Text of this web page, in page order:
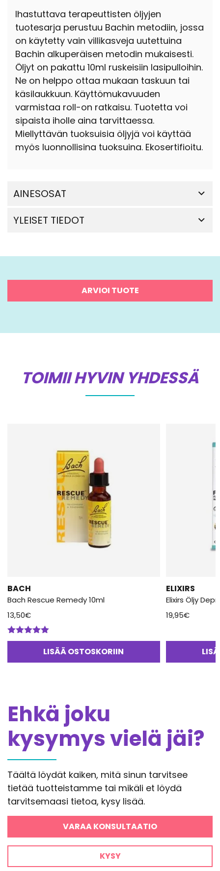
Ihastuttava terapeuttisten öljyjen
tuotesarja perustuu Bachin metodiin, jossa
on käytetty vain villikasveja uutettuina
Bachin alkuperäisen metodin mukaisesti.
Öljyt on pakattu 10ml ruskeisiin lasipulloihin.
Ne on helppo ottaa mukaan taskuun tai
käsilaukkuun. Käyttömukavuuden
varmistaa roll-on ratkaisu. Tuotetta voi
sipaista iholle aina tarvittaessa.
Miellyttävän tuoksuisia öljyjä voi käyttää
myös luonnollisina tuoksuina. Ekosertifioitu.
AINESOSAT
YLEISET TIEDOT
ARVIOI TUOTE
TOIMII HYVIN YHDESSÄ
BACH
Bach Rescue Remedy 10ml
13,50€
Arvostelu
LISÄÄ OSTOSKORIIN
ELIXIRS
Elixirs Öljy
19,95€
Ehkä joku
kysymys vielä jäi?
Täältä löydät kaiken, mitä sinun tarvitsee
tietää tuotteistamme tai mikäli et löydä
tarvitsemaasi tietoa, kysy lisää.
VARAA KONSULTAATIO
KYSY